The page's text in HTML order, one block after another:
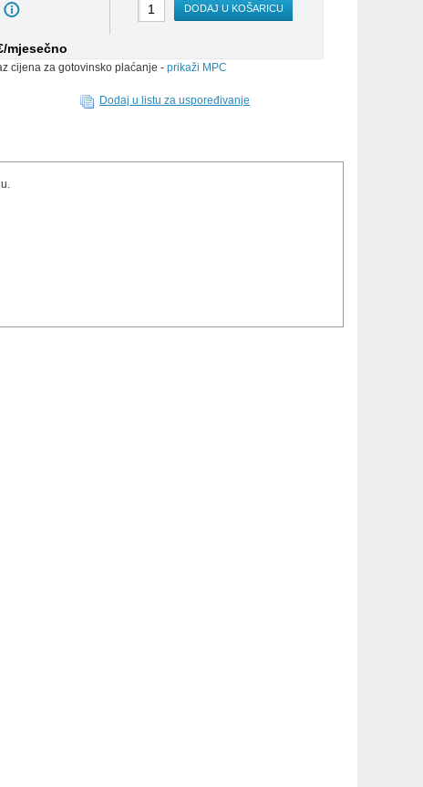
mjesečno
DODAJ U KOŠARICU
cijena za gotovinsko plaćanje - prikaži MPC
Dodaj u listu za uspoređivanje